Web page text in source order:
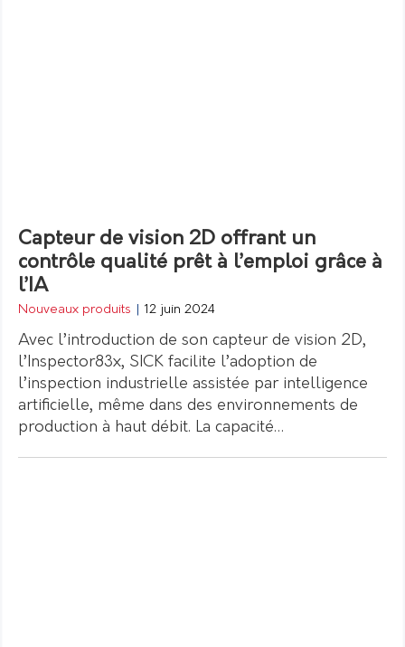
Capteur de vision 2D offrant un
contrôle qualité prêt à l’emploi grâce à
l’IA
Nouveaux produits 12 juin 2024
Avec l’introduction de son capteur de vision 2D,
l’Inspector83x, SICK facilite l’adoption de
l’inspection industrielle assistée par intelligence
artificielle, même dans des environnements de
production à haut débit. La capacité…